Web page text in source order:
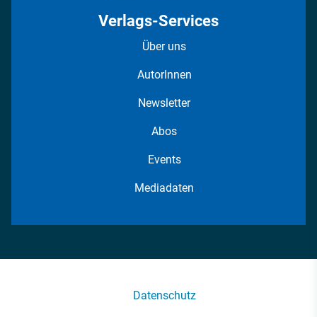
Verlags-Services
Über uns
AutorInnen
Newsletter
Abos
Events
Mediadaten
Datenschutz